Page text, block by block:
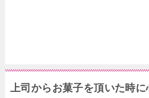
上司からお菓子を頂いた時